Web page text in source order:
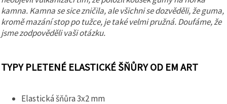
kamna. Kamna se sice zničila, ale všichni se dozvěděli, že guma,
kromě mazání stop po tužce, je také velmi pružná. Doufáme, že
jsme zodpověděli vaši otázku.
TYPY PLETENÉ ELASTICKÉ ŠŇŮRY OD EM ART
Elastická šňůra 3x2 mm